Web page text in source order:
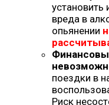
установить
вреда в
опьянении
поездки в
Риск